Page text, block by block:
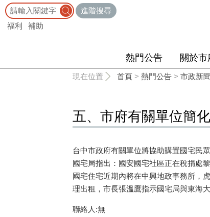
進階搜尋
福利
補助
熱門公告 關於市
現在位置 首頁 > 熱門公告 > 市政新聞
五、市府有關單位簡
台中市政府有關單位將協助購置國宅
國宅局指出：國安國宅社區正在稅捐處
國宅住宅近期內將在中興地政事務所
理出租，市長張溫鷹指示國宅局與東海
聯絡人:無